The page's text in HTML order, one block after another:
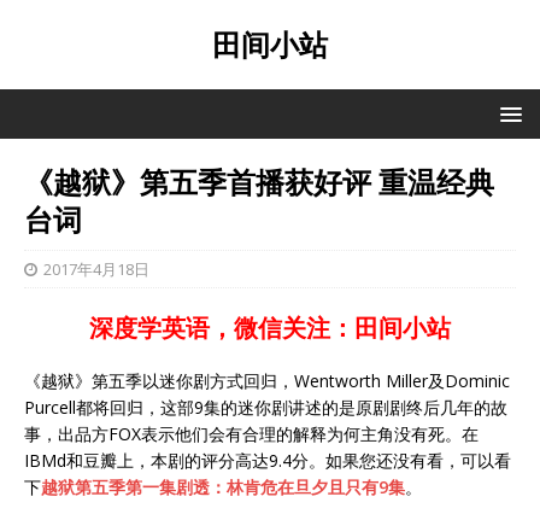
田间小站
《越狱》第五季首播获好评 重温经典
台词
2017年4月18日
深度学英语，微信关注：田间小站
《越狱》第五季以迷你剧方式回归，Wentworth Miller及Dominic
Purcell都将回归，这部9集的迷你剧讲述的是原剧剧终后几年的故
事，出品方FOX表示他们会有合理的解释为何主角没有死。在
IBMd和豆瓣上，本剧的评分高达9.4分。如果您还没有看，可以看
下越狱第五季第一集剧透：林肯危在旦夕且只有9集。